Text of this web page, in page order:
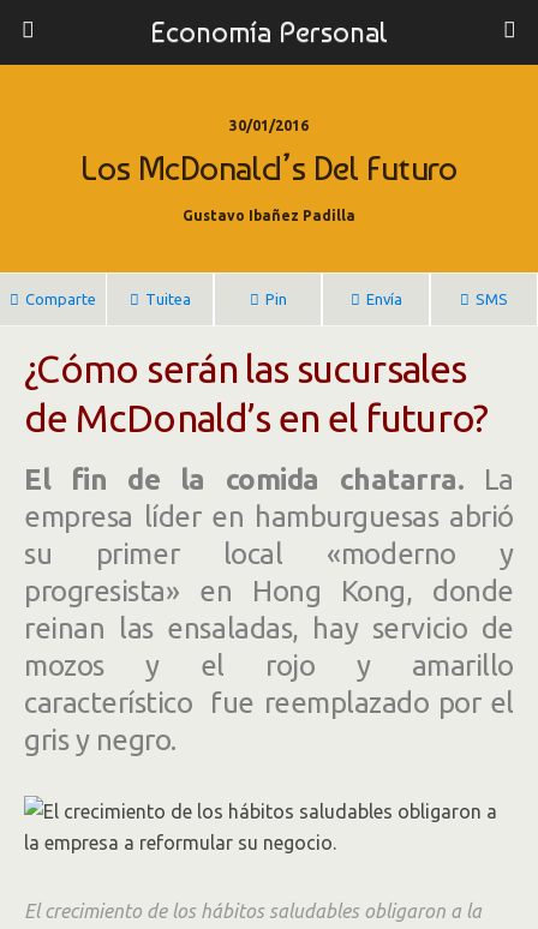
Economía Personal
30/01/2016
Los McDonald’s Del Futuro
Gustavo Ibañez Padilla
Comparte Tuitea Pin Envía SMS
¿Cómo serán las sucursales
de McDonald’s en el futuro?
El fin de la comida chatarra. La
empresa líder en hamburguesas abrió
su primer local «moderno y
progresista» en Hong Kong, donde
reinan las ensaladas, hay servicio de
mozos y el rojo y amarillo
característico fue reemplazado por el
gris y negro.
El crecimiento de los hábitos saludables obligaron a la